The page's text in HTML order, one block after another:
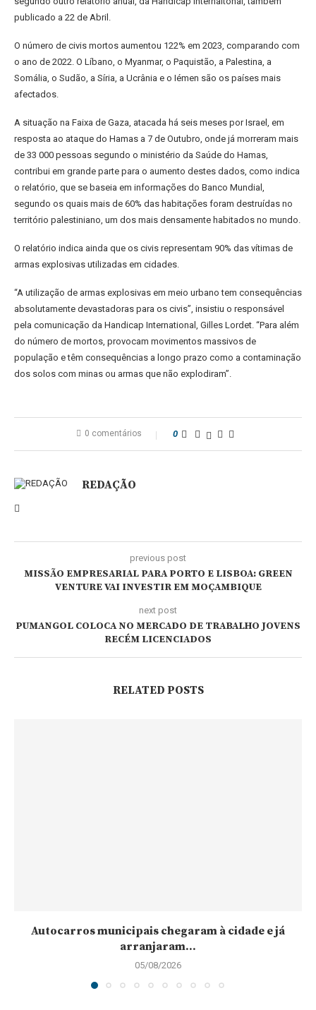
publicado a 22 de Abril.
O número de civis mortos aumentou 122% em 2023, comparando com
o ano de 2022. O Líbano, o Myanmar, o Paquistão, a Palestina, a
Somália, o Sudão, a Síria, a Ucrânia e o Iémen são os países mais
afectados.
A situação na Faixa de Gaza, atacada há seis meses por Israel, em
resposta ao ataque do Hamas a 7 de Outubro, onde já morreram mais
de 33 000 pessoas segundo o ministério da Saúde do Hamas,
contribui em grande parte para o aumento destes dados, como indica
o relatório, que se baseia em informações do Banco Mundial,
segundo os quais mais de 60% das habitações foram destruídas no
território palestiniano, um dos mais densamente habitados no mundo.
O relatório indica ainda que os civis representam 90% das vítimas de
armas explosivas utilizadas em cidades.
“A utilização de armas explosivas em meio urbano tem consequências
absolutamente devastadoras para os civis”, insistiu o responsável
pela comunicação da Handicap International, Gilles Lordet. “Para além
do número de mortos, provocam movimentos massivos de
população e têm consequências a longo prazo como a contaminação
dos solos com minas ou armas que não explodiram”.
0 comentários 0
REDAÇÃO
previous post
MISSÃO EMPRESARIAL PARA PORTO E LISBOA: GREEN
VENTURE VAI INVESTIR EM MOÇAMBIQUE
next post
PUMANGOL COLOCA NO MERCADO DE TRABALHO JOVENS
RECÉM LICENCIADOS
RELATED POSTS
Autocarros municipais chegaram à cidade e já
arranjaram...
05/08/2026